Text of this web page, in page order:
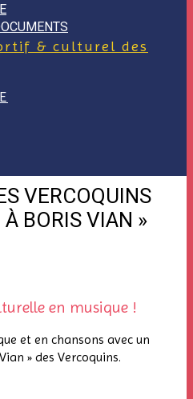
& culturel des
VERCOQUINS
BORIS VIAN »
en musique !
et en chansons avec un
» des Vercoquins.